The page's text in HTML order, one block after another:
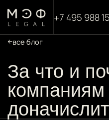
+7 495 988
все блог
За что и
компаниям